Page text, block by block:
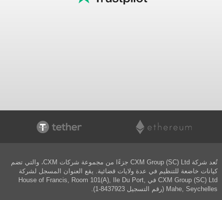
تُعد شركة CXM Group (SC) Ltd جزءًا من مجموعة شركات CXM، والتي تضم
كيانات خاضعة للتنظيم في عدة ولايات قضائية. يقع العنوان المسجل لشركة
CXM Group (SC) Ltd في House of Francis, Room 101(A), Ile Du Port,
Mahe, Seychelles (رقم التسجيل 8437923-1).